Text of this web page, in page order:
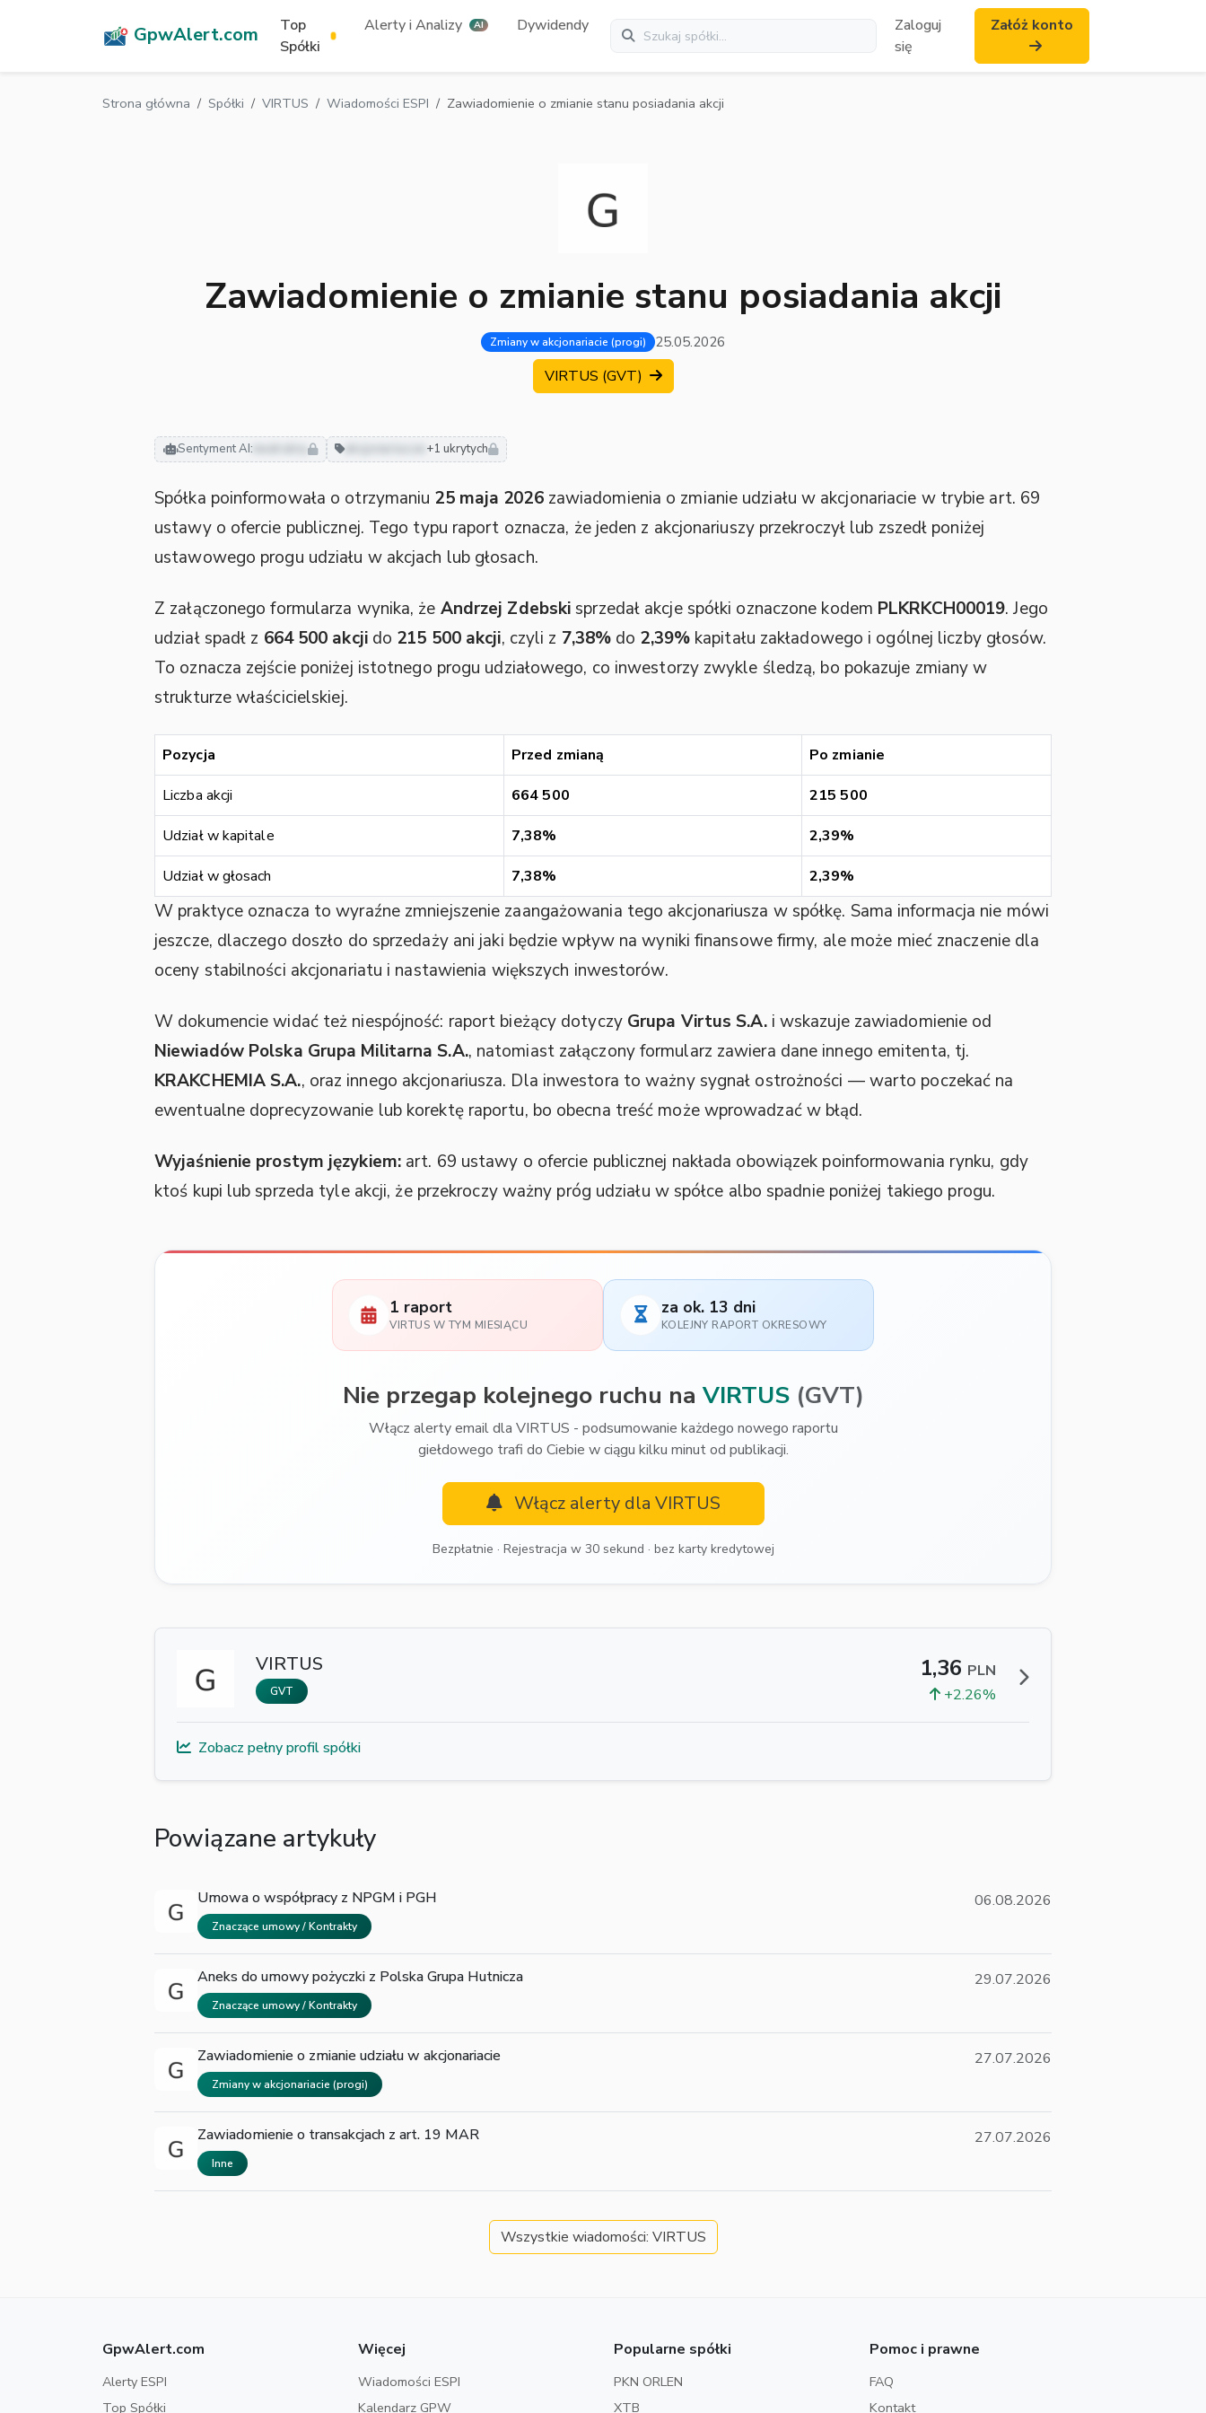
GpwAlert.com
Top
Spółki
Alerty i Analizy AI Dywidendy
Zaloguj
się
Załóż konto
Strona główna Spółki VIRTUS Wiadomości ESPI Zawiadomienie o zmianie stanu posiadania akcji
Zawiadomienie o zmianie stanu posiadania akcji
Zmiany w akcjonariacie (progi) 25.05.2026
VIRTUS (GVT)
Sentyment AI: neutralny akcjonariusze +1 ukrytych
Spółka poinformowała o otrzymaniu 25 maja 2026zawiadomienia o zmianie udziału w akcjonariacie w trybie art. 69
ustawy o ofercie publicznej. Tego typu raport oznacza, że jeden z akcjonariuszy przekroczył lub zszedł poniżej
ustawowego progu udziału w akcjach lub głosach.
Z załączonego formularza wynika, że Andrzej Zdebskisprzedał akcje spółki oznaczone kodem PLKRKCH00019. Jego
udział spadł z 664 500 akcjido 215 500 akcji, czyli z 7,38% do 2,39%kapitału zakładowego i ogólnej liczby głosów.
To oznacza zejście poniżej istotnego progu udziałowego, co inwestorzy zwykle śledzą, bo pokazuje zmiany w
strukturze właścicielskiej.
Pozycja Przed zmianą Po zmianie
Liczba akcji 664 500 215 500
Udział w kapitale 7,38% 2,39%
Udział w głosach 7,38% 2,39%
W praktyce oznacza to wyraźne zmniejszenie zaangażowania tego akcjonariusza w spółkę. Sama informacja nie mówi
jeszcze, dlaczego doszło do sprzedaży ani jaki będzie wpływ na wyniki finansowe firmy, ale może mieć znaczenie dla
oceny stabilności akcjonariatu i nastawienia większych inwestorów.
W dokumencie widać też niespójność: raport bieżący dotyczy Grupa Virtus S.A.i wskazuje zawiadomienie od
Niewiadów Polska Grupa Militarna S.A., natomiast załączony formularz zawiera dane innego emitenta, tj.
KRAKCHEMIA S.A., oraz innego akcjonariusza. Dla inwestora to ważny sygnał ostrożności — warto poczekać na
ewentualne doprecyzowanie lub korektę raportu, bo obecna treść może wprowadzać w błąd.
Wyjaśnienie prostym językiem:art. 69 ustawy o ofercie publicznej nakłada obowiązek poinformowania rynku, gdy
ktoś kupi lub sprzeda tyle akcji, że przekroczy ważny próg udziału w spółce albo spadnie poniżej takiego progu.
1 raport
VIRTUS W TYM MIESIĄCU
za ok. 13 dni
KOLEJNY RAPORT OKRESOWY
Nie przegap kolejnego ruchu naVIRTUS (GVT)
Włącz alerty email dla VIRTUS - podsumowanie każdego nowego raportu
giełdowego trafi do Ciebie w ciągu kilku minut od publikacji.
Włącz alerty dla VIRTUS
Bezpłatnie · Rejestracja w 30 sekund · bez karty kredytowej
VIRTUS
GVT
1,36 PLN
+2.26%
Zobacz pełny profil spółki
Powiązane artykuły
Umowa o współpracy z NPGM i PGH
Znaczące umowy / Kontrakty
06.08.2026
Aneks do umowy pożyczki z Polska Grupa Hutnicza
Znaczące umowy / Kontrakty
29.07.2026
Zawiadomienie o zmianie udziału w akcjonariacie
Zmiany w akcjonariacie (progi)
27.07.2026
Zawiadomienie o transakcjach z art. 19 MAR
Inne
27.07.2026
Wszystkie wiadomości: VIRTUS
GpwAlert.com
Alerty ESPI
Top Spółki
Więcej
Wiadomości ESPI
Kalendarz GPW
Popularne spółki
PKN ORLEN
XTB
Pomoc i prawne
FAQ
Kontakt